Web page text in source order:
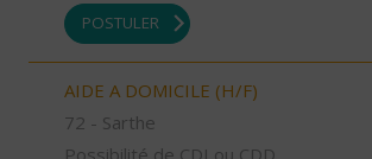
POSTULER
AIDE A DOMICILE (H/F)
72 - Sarthe